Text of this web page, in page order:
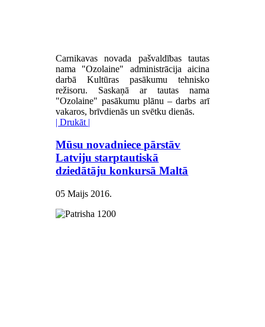
Carnikavas novada pašvaldības tautas
nama "Ozolaine" administrācija aicina
darbā Kultūras pasākumu tehnisko
režisoru. Saskaņā ar tautas nama
"Ozolaine" pasākumu plānu – darbs arī
vakaros, brīvdienās un svētku dienās.
| Drukāt |
Mūsu novadniece pārstāv
Latviju starptautiskā
dziedātāju konkursā Maltā
05 Maijs 2016.